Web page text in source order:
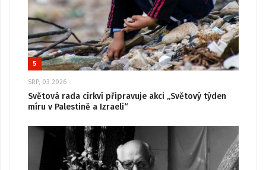
5
SRP, 03 2026
Světová rada církví připravuje akci „Světový týden
míru v Palestině a Izraeli“